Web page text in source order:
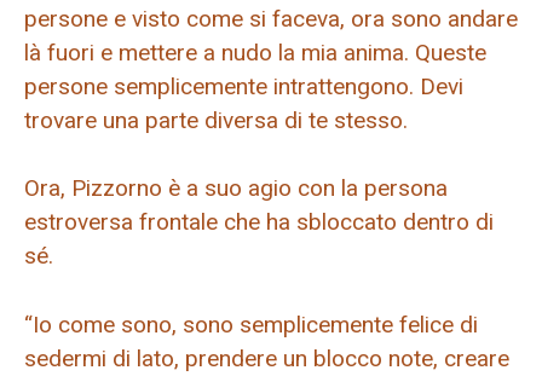
persone e visto come si faceva, ora sono andare
là fuori e mettere a nudo la mia anima. Queste
persone semplicemente intrattengono. Devi
trovare una parte diversa di te stesso.
Ora, Pizzorno è a suo agio con la persona
estroversa frontale che ha sbloccato dentro di
sé.
“Io come sono, sono semplicemente felice di
sedermi di lato, prendere un blocco note, creare